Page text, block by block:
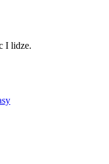
I lidze.